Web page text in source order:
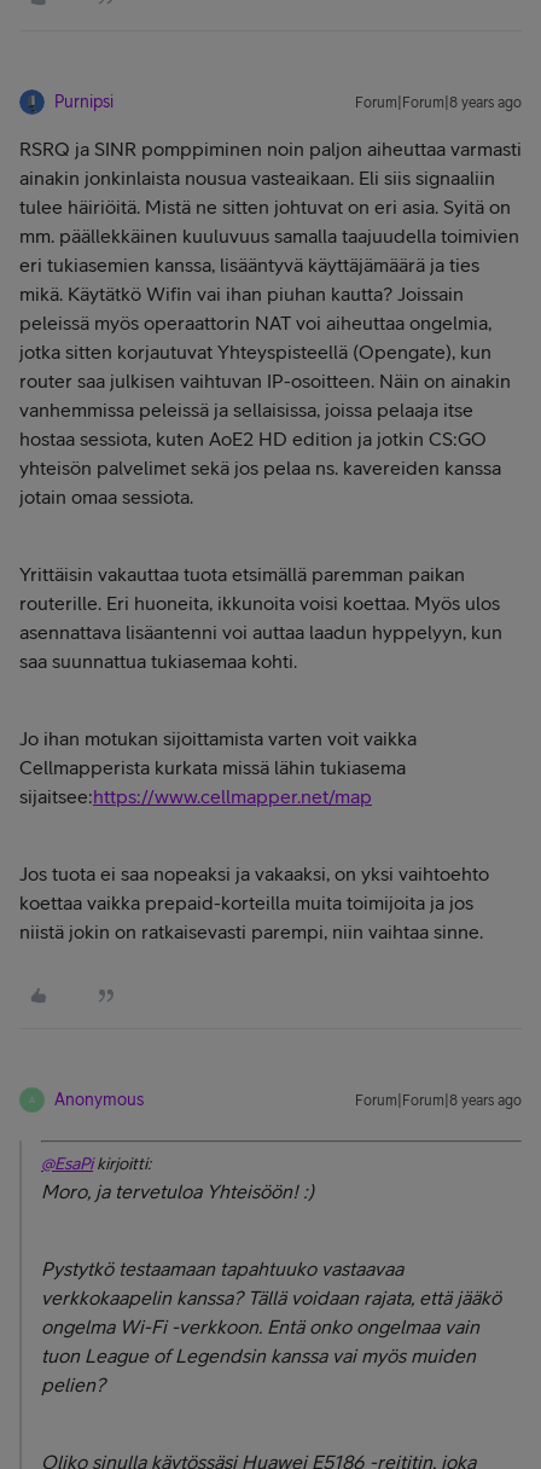
Purnipsi Forum|Forum|8 years ago
RSRQ ja SINR pomppiminen noin paljon aiheuttaa varmasti
ainakin jonkinlaista nousua vasteaikaan. Eli siis signaaliin
tulee häiriöitä. Mistä ne sitten johtuvat on eri asia. Syitä on
mm. päällekkäinen kuuluvuus samalla taajuudella toimivien
eri tukiasemien kanssa, lisääntyvä käyttäjämäärä ja ties
mikä. Käytätkö Wifin vai ihan piuhan kautta? Joissain
peleissä myös operaattorin NAT voi aiheuttaa ongelmia,
jotka sitten korjautuvat Yhteyspisteellä (Opengate), kun
router saa julkisen vaihtuvan IP-osoitteen. Näin on ainakin
vanhemmissa peleissä ja sellaisissa, joissa pelaaja itse
hostaa sessiota, kuten AoE2 HD edition ja jotkin CS:GO
yhteisön palvelimet sekä jos pelaa ns. kavereiden kanssa
jotain omaa sessiota.
Yrittäisin vakauttaa tuota etsimällä paremman paikan
routerille. Eri huoneita, ikkunoita voisi koettaa. Myös ulos
asennattava lisäantenni voi auttaa laadun hyppelyyn, kun
saa suunnattua tukiasemaa kohti.
Jo ihan motukan sijoittamista varten voit vaikka
Cellmapperista kurkata missä lähin tukiasema
sijaitsee:https://www.cellmapper.net/map
Jos tuota ei saa nopeaksi ja vakaaksi, on yksi vaihtoehto
koettaa vaikka prepaid-korteilla muita toimijoita ja jos
niistä jokin on ratkaisevasti parempi, niin vaihtaa sinne.
A Anonymous Forum|Forum|8 years ago
@EsaPikirjoitti:
Moro, ja tervetuloa Yhteisöön! :)
Pystytkö testaamaan tapahtuuko vastaavaa
verkkokaapelin kanssa? Tällä voidaan rajata, että jääkö
ongelma Wi-Fi -verkkoon. Entä onko ongelmaa vain
tuon League of Legendsin kanssa vai myös muiden
pelien?
Oliko sinulla käytössäsi Huawei E5186 -reititin, joka